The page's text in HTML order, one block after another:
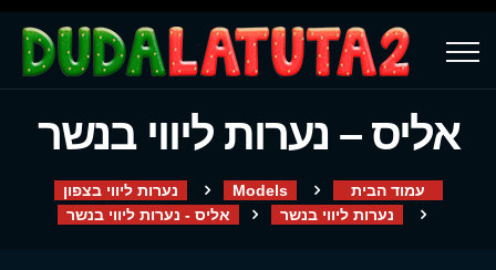
אליס – נערות ליווי בנשר
עמוד הבית Models
נערות ליווי בצפון
נערות ליווי בנשר
אליס - נערות ליווי בנשר